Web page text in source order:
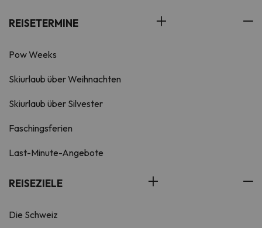
REISETERMINE
Pow Weeks
Skiurlaub über Weihnachten
Skiurlaub über Silvester
Faschingsferien
Last-Minute-Angebote
REISEZIELE
Die Schweiz